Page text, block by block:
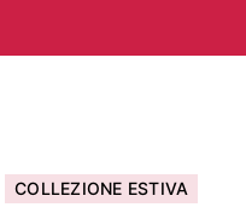
COLLEZIONE ESTIVA